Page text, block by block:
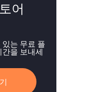
어
는 무료 플
을 보내세